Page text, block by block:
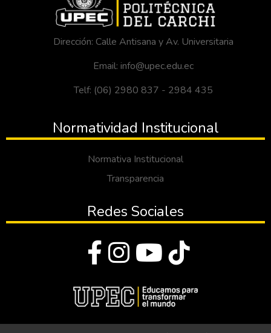
Dirección: Calle Antisana y Av. Universitaria
Email: info@upec.edu.ec
Telf: (06) 2980 837 - 2984 435
Normatividad Institucional
Normativa Institucional
Transparencia
Redes Sociales